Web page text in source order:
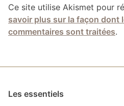
Ce site utilise Akismet pour
savoir plus sur la façon dont
commentaires sont traitées.
Les essentiels